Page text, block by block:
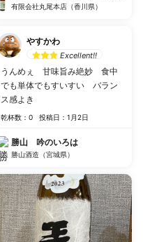
有限会社丸尾本店（香川県）
やすかわ
Excellent!!
うんめぇ 甘味旨み絶妙 食中
でも単体でもすいすい バラン
ス感よき
乾杯数：0 投稿日：1月2日
勝山 吟のいろは
勝山酒造（宮城県）